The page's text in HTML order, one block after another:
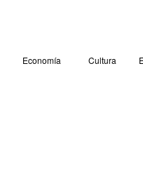
Economía Cultura